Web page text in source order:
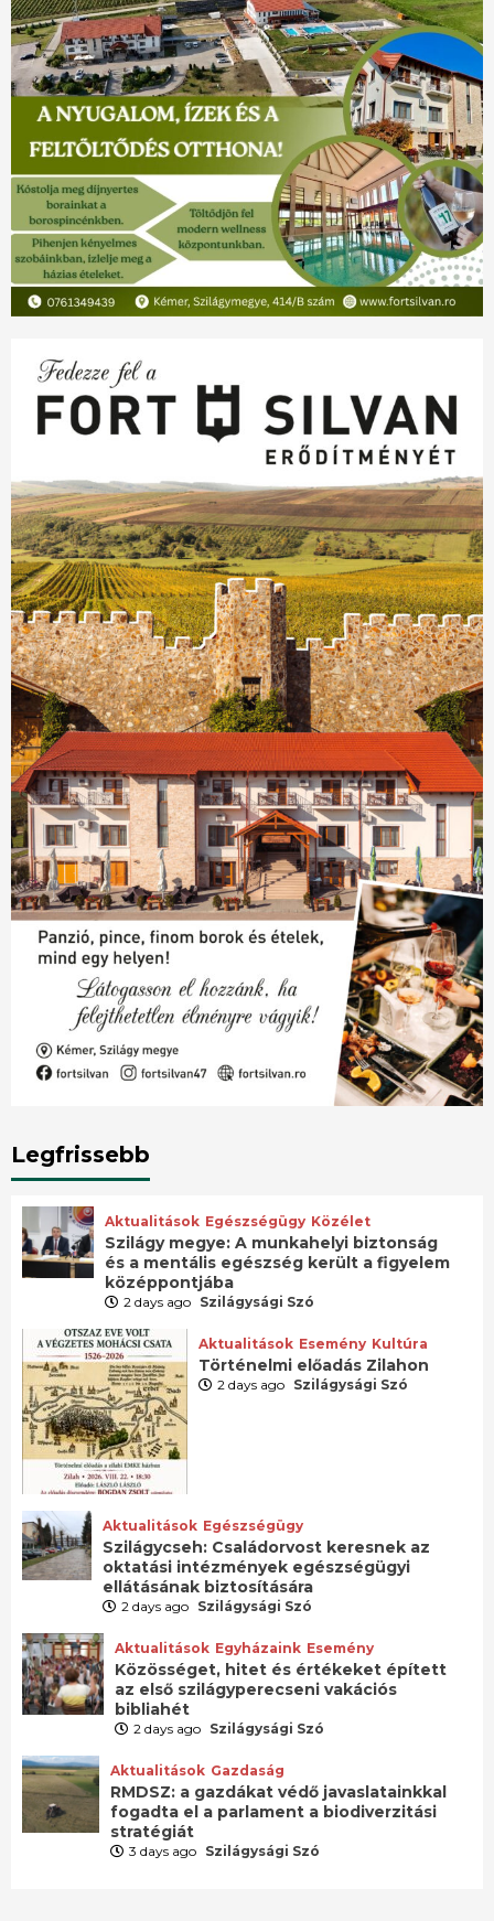
Legfrissebb
Aktualitások Egészségügy Közélet
Szilágy megye: A munkahelyi biztonság
és a mentális egészség került a figyelem
középpontjába
2 days ago Szilágysági Szó
Aktualitások Esemény Kultúra
Történelmi előadás Zilahon
2 days ago Szilágysági Szó
Aktualitások Egészségügy
Szilágycseh: Családorvost keresnek az
oktatási intézmények egészségügyi
ellátásának biztosítására
2 days ago Szilágysági Szó
Aktualitások Egyházaink Esemény
Közösséget, hitet és értékeket épített
az első szilágyperecseni vakációs
bibliahét
2 days ago Szilágysági Szó
Aktualitások Gazdaság
RMDSZ: a gazdákat védő javaslatainkkal
fogadta el a parlament a biodiverzitási
stratégiát
3 days ago Szilágysági Szó